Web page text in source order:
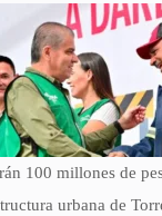
100 millones de
urbana de